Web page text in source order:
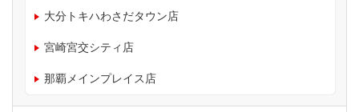
大分トキハわさだタウン店
宮崎宮交シティ店
那覇メインプレイス店